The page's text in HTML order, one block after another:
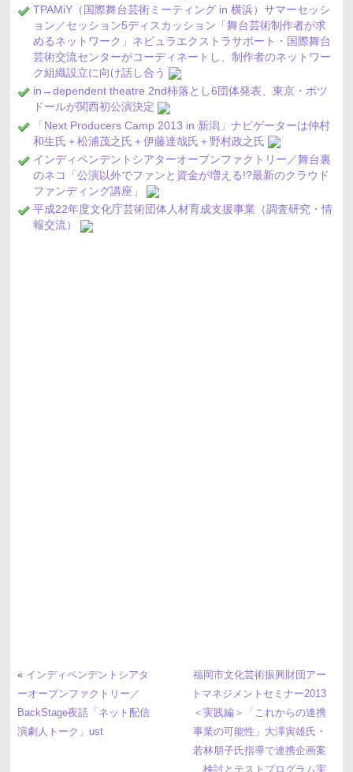
TPAMiY（国際舞台芸術ミーティング in 横浜）サマーセッシ
ョン／セッション5ディスカッション「舞台芸術制作者が求
めるネットワーク」ネビュラエクストラサポート・国際舞台
芸術交流センターがコーディネートし、制作者のネットワー
ク組織設立に向け話し合う
in→dependent theatre 2nd柿落とし6団体発表、東京・ポツ
ドールが関西初公演決定
「Next Producers Camp 2013 in 新潟」ナビゲーターは仲村
和生氏＋松浦茂之氏＋伊藤達哉氏＋野村政之氏
インディペンデントシアターオープンファクトリー／舞台裏
のネコ「公演以外でファンと資金が増える!?最新のクラウド
ファンディング講座」
平成22年度文化庁芸術団体人材育成支援事業（調査研究・情
報交流）
« インディペンデントシアタ
ーオープンファクトリー／
BackStage夜話「ネット配信
演劇人トーク」ust
福岡市文化芸術振興財団アー
トマネジメントセミナー2013
＜実践編＞「これからの連携
事業の可能性」大澤寅雄氏・
若林朋子氏指導で連携企画案
検討とテストプログラム実